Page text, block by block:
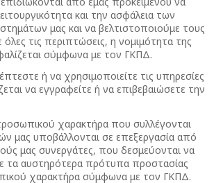
και την ασφάλεια των
μας και να βελτιστοποιούμε τους
τις περιπτώσεις, η νομιμότητα της
σύμφωνα με τον ΓΚΠΔ.
ή να χρησιμοποιείτε τις υπηρεσίες
να εγγραφείτε ή να επιβεβαιώσετε την
χαρακτήρα που συλλέγονται
μας υποβάλλονται σε επεξεργασία από
μας συνεργάτες, που δεσμεύονται να
τα αυστηρότερα πρότυπα προστασίας
χαρακτήρα σύμφωνα με τον ΓΚΠΔ.